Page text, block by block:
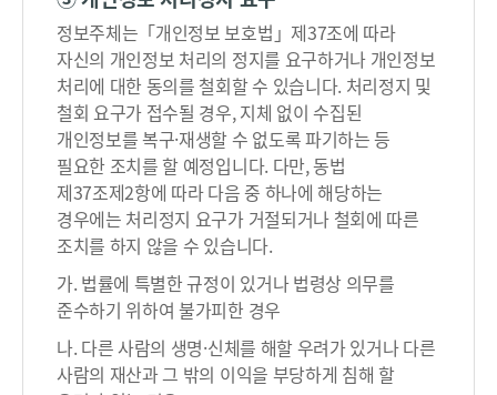
정보주체는「개인정보 보호법」제37조에 따라
자신의 개인정보 처리의 정지를 요구하거나 개인정보
처리에 대한 동의를 철회할 수 있습니다. 처리정지 및
철회 요구가 접수될 경우, 지체 없이 수집된
개인정보를 복구·재생할 수 없도록 파기하는 등
필요한 조치를 할 예정입니다. 다만, 동법
제37조제2항에 따라 다음 중 하나에 해당하는
경우에는 처리정지 요구가 거절되거나 철회에 따른
조치를 하지 않을 수 있습니다.
가. 법률에 특별한 규정이 있거나 법령상 의무를
준수하기 위하여 불가피한 경우
나. 다른 사람의 생명·신체를 해할 우려가 있거나 다른
사람의 재산과 그 밖의 이익을 부당하게 침해 할
람
제
한
사
항
확
인
→
열
람
결
정
통
지